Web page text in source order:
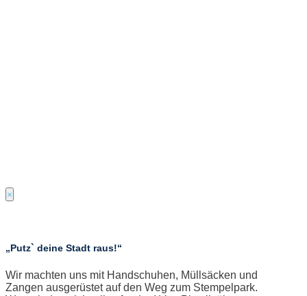
×
„Putz` deine Stadt raus!“
Wir machten uns mit Handschuhen, Müllsäcken und
Zangen ausgerüstet auf den Weg zum Stempelpark.